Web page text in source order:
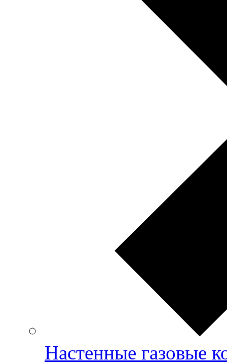
Настенные газовые